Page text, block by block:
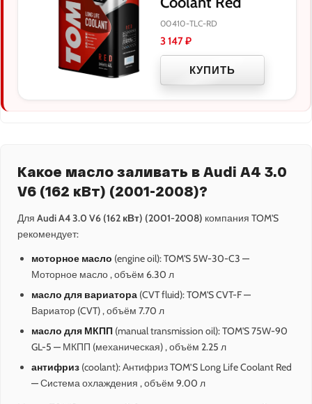
00410-TLC-RD
3 147₽
КУПИТЬ
Какое масло заливать в Audi A4 3.0
V6 (162 кВт) (2001-2008)?
Для Audi A4 3.0 V6 (162 кВт) (2001-2008) компания TOM'S
рекомендует:
моторное масло (engine oil): TOM'S 5W-30-C3 —
Моторное масло , объём 6.30 л
масло для вариатора (CVT fluid): TOM'S CVT-F —
Вариатор (CVT) , объём 7.70 л
масло для МКПП (manual transmission oil): TOM'S 75W-90
GL-5 — МКПП (механическая) , объём 2.25 л
антифриз (coolant): Антифриз TOM’S Long Life Coolant Red
— Система охлаждения , объём 9.00 л